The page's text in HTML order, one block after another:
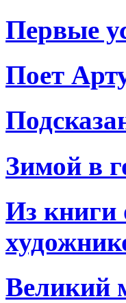
Первые
Поет
Зимой в
Из книги
Великий